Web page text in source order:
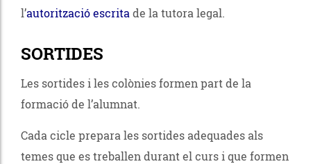
l’autorització escrita de la tutora legal.
SORTIDES
Les sortides i les colònies formen part de la
formació de l’alumnat.
Cada cicle prepara les sortides adequades als
temes que es treballen durant el curs i que formen